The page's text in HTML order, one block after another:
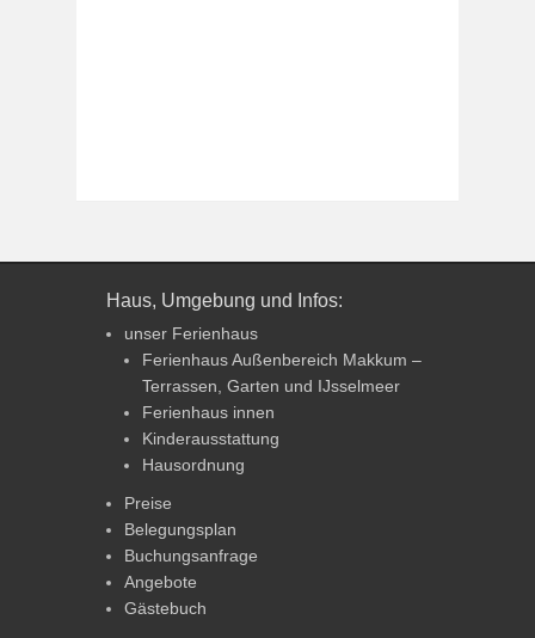
Haus, Umgebung und Infos:
unser Ferienhaus
Ferienhaus Außenbereich Makkum –
Terrassen, Garten und IJsselmeer
Ferienhaus innen
Kinderausstattung
Hausordnung
Preise
Belegungsplan
Buchungsanfrage
Angebote
Gästebuch